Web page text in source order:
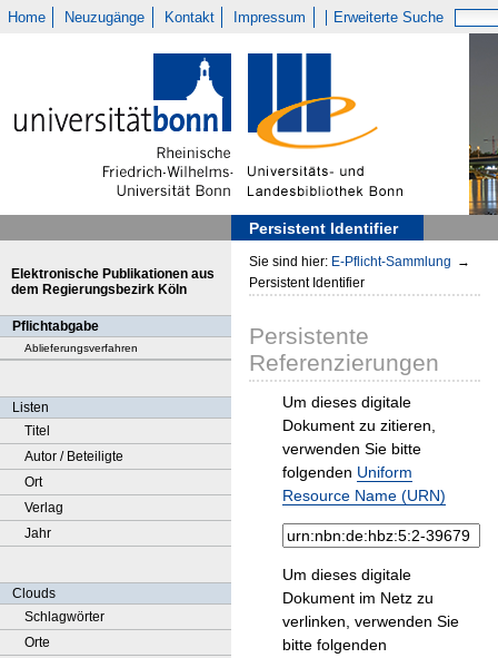
Home Neuzugänge Kontakt Impressum Erweiterte Suche
Persistent Identifier
Elektronische Publikationen aus
dem Regierungsbezirk Köln
Pflichtabgabe
Ablieferungsverfahren
Listen
Titel
Autor / Beteiligte
Ort
Verlag
Jahr
Clouds
Schlagwörter
Orte
Sie sind hier: E-Pflicht-Sammlung →
Persistent Identifier
Persistente
Referenzierungen
Um dieses digitale
Dokument zu zitieren,
verwenden Sie bitte
folgenden Uniform
Resource Name (URN)
Um dieses digitale
Dokument im Netz zu
verlinken, verwenden Sie
bitte folgenden